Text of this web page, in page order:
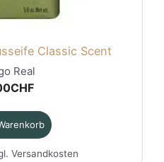
Classic Scent
Real
CHF
Versandkosten